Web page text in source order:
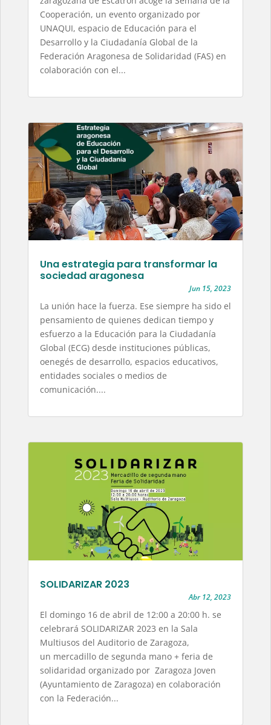
Cooperación, un evento organizado por
UNAQUI, espacio de Educación para el
Desarrollo y la Ciudadanía Global de la
Federación Aragonesa de Solidaridad (FAS) en
colaboración con el...
Una estrategia para transformar la
sociedad aragonesa
Jun 15, 2023
La unión hace la fuerza. Ese siempre ha sido el
pensamiento de quienes dedican tiempo y
esfuerzo a la Educación para la Ciudadanía
Global (ECG) desde instituciones públicas,
oenegés de desarrollo, espacios educativos,
entidades sociales o medios de
comunicación....
SOLIDARIZAR 2023
Abr 12, 2023
El domingo 16 de abril de 12:00 a 20:00 h. se
celebrará SOLIDARIZAR 2023 en la Sala
Multiusos del Auditorio de Zaragoza,
un mercadillo de segunda mano + feria de
solidaridad organizado por Zaragoza Joven
(Ayuntamiento de Zaragoza) en colaboración
con la Federación...